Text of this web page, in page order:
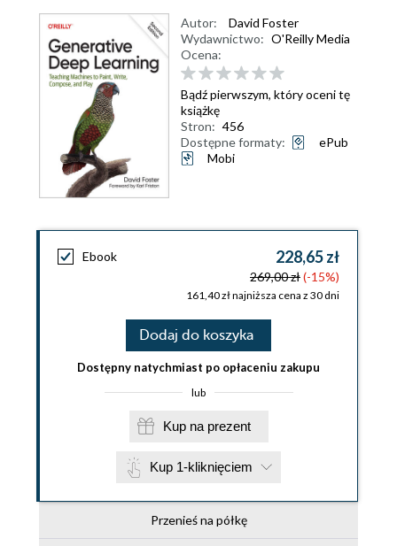
Autor:
David Foster
Wydawnictwo: O'Reilly Media
Ocena:
Bądź pierwszym, który oceni tę
książkę
Stron: 456
Dostępne formaty:
ePub
Mobi
Ebook 228,65 zł
269,00 zł(-15%)
161,40 zł najniższa cena z 30 dni
Dodaj do koszyka
Dostępny natychmiast po opłaceniu zakupu
lub
Kup na prezent
Kup 1-kliknięciem
Przenieś na półkę